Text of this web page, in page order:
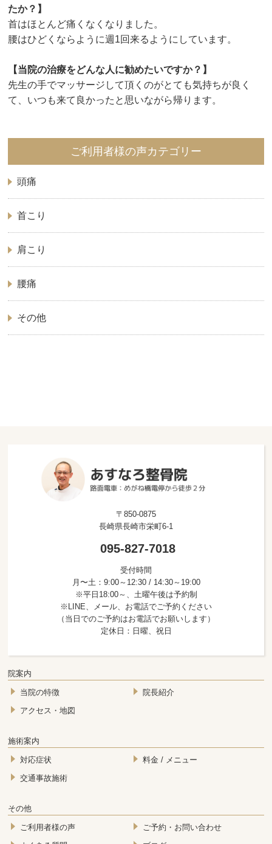
たか？】
首はほとんど痛くなくなりました。
腰はひどくならように週1回来るようにしています。
【当院の治療をどんな人に勧めたいですか？】
先生の手でマッサージして頂くのがとても気持ちが良く
て、いつも来て良かったと思いながら帰ります。
ご利用者様の声カテゴリー
頭痛
首こり
肩こり
腰痛
その他
〒850-0875
長崎県長崎市栄町6-1
095-827-7018
受付時間
月〜土：9:00～12:30 / 14:30～19:00
※平日18:00～、土曜午後は予約制
※LINE、メール、お電話でご予約ください
（当日でのご予約はお電話でお願いします）
定休日：日曜、祝日
院案内
当院の特徴
院長紹介
アクセス・地図
施術案内
対応症状
料金 / メニュー
交通事故施術
その他
ご利用者様の声
ご予約・お問い合わせ